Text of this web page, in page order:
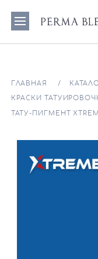
ГЛАВНАЯ
КРАСКИ
ТАТУ-ПИГМЕНТ